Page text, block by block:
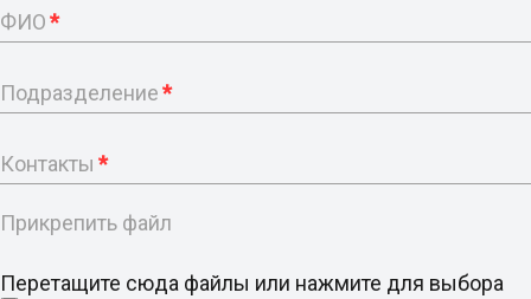
ФИО*
Подразделение*
Контакты *
Прикрепить файл
Перетащите сюда файлы или нажмите для выбора